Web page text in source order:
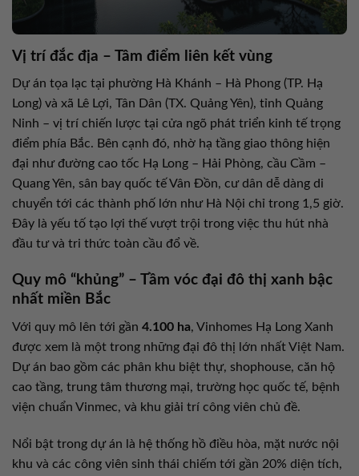
Vị trí đắc địa – Tâm điểm liên kết vùng
Dự án tọa lạc tại phường Hà Khánh – Hà Phong (TP. Hạ
Long) và xã Lê Lợi, Tân Dân (TX. Quảng Yên), tỉnh Quảng
Ninh – vị trí chiến lược tại cửa ngõ phát triển kinh tế trọng
điểm phía Bắc. Bên cạnh đó, nhờ hạ tầng giao thông hiện
đại như đường cao tốc Hạ Long – Hải Phòng, cầu Cầm –
Quang Yên, sân bay quốc tế Vân Đồn, cư dân dễ dàng di
chuyển tới các thành phố lớn như Hà Nội chỉ trong 1,5 giờ.
Đây là yếu tố tạo lợi thế vượt trội trong việc thu hút nhà
đầu tư và tri thức toàn cầu đổ về.
Quy mô “khủng” – Tầm vóc đại đô thị xanh bậc
nhất miền Bắc
Với quy mô lên tới gần 4.100 ha, Vinhomes Hạ Long Xanh
được xem là một trong những đại đô thị lớn nhất Việt Nam.
Dự án bao gồm các phân khu biệt thự, shophouse, căn hộ
cao tầng, trung tâm thương mại, trường học quốc tế, bệnh
viện chuẩn Vinmec, và khu giải trí công viên chủ đề.
Nổi bật trong dự án là hệ thống hồ điều hòa, mặt nước nội
khu và các công viên sinh thái chiếm tới gần 20% diện tích,